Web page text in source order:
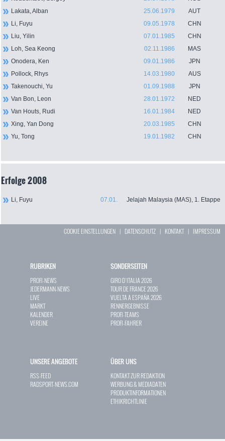
Lakata, Alban
25.06.1979
AUT
Li, Fuyu
09.05.1978
CHN
Liu, Yilin
07.01.1985
CHN
Loh, Sea Keong
02.11.1986
MAS
Onodera, Ken
09.01.1986
JPN
Pollock, Rhys
14.03.1980
AUS
Takenouchi, Yu
01.09.1988
JPN
Van Bon, Leon
28.01.1972
NED
Van Houts, Rudi
16.01.1984
NED
Xing, Yan Dong
20.03.1985
CHN
Yu, Tong
19.01.1982 CHN
Erfolge 2008
Li, Fuyu Jelajah Malaysia (MAS), 1. Etappe
07.01.
COOKIE EINSTELLUNGEN | DATENSCHUTZ | KONTAKT| IMPRESSUM
RUBRIKEN
PROFI-NEWS
JEDERMANN-NEWS
LIVE
MARKT
KALENDER
VEREINE
SONDERSEITEN
GIRO D`ITALIA 2026
TOUR DE FRANCE 2026
VUELTA A ESPAÑA 2026
RENNERGEBNISSE
PROFI-TEAMS
PROFI-FAHRER
UNSERE ANGEBOTE
RSS-FEED
RADSPORT-NEWS.COM
ÜBER UNS
KONTAKT ZUR REDAKTION
WERBUNG & MEDIADATEN
PRODUKTINFORMATIONEN
ETHIKRICHTLINIE